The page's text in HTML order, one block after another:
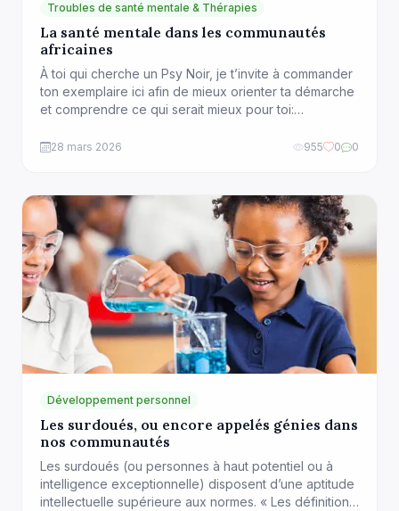
Troubles de santé mentale & Thérapies
La santé mentale dans les communautés
africaines
À toi qui cherche un Psy Noir, je t’invite à commander
ton exemplaire ici afin de mieux orienter ta démarche
et comprendre ce qui serait mieux pour toi:
problèmes de couple, difficultés de transmission
dépression et suicide. Ce qu’il est important […]
28 mars 2026 955 0 0
Développement personnel
Les surdoués, ou encore appelés génies dans
nos communautés
Les surdoués (ou personnes à haut potentiel ou à
intelligence exceptionnelle) disposent d’une aptitude
intellectuelle supérieure aux normes. « Les définitions